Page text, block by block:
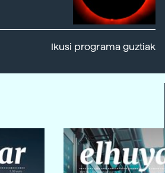
Ikusi programa guztiak